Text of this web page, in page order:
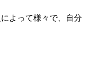
よって様々で、自分